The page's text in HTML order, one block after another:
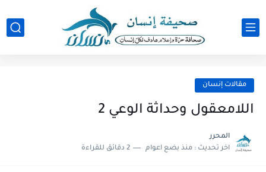
مقالات إنسان
اللامعقول وحداثة الوعي 2
المحرر
اخر تحديث : منذ بضع اعوام 2 دقائق للقراءة